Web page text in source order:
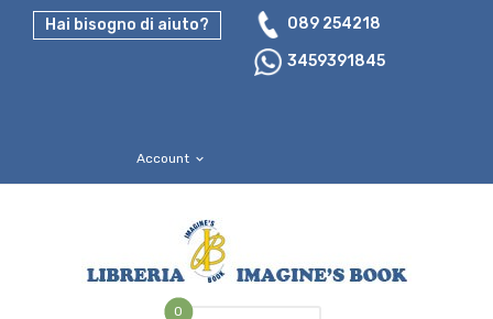
Hai bisogno di aiuto?
089 254218
3459391845
Account expand_more
0